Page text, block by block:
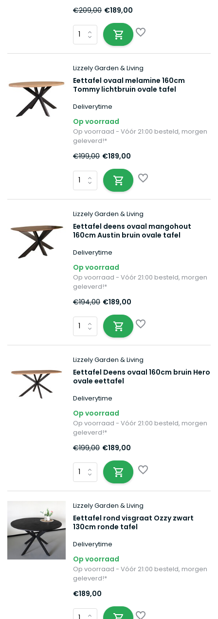
€209,00 €189,00
Lizzely Garden & Living
Eettafel ovaal melamine 160cm
Tommy lichtbruin ovale tafel
Deliverytime
Op voorraad
Op voorraad - Vóór 21:00 besteld, morgen
geleverd!*
€199,00 €189,00
Lizzely Garden & Living
Eettafel deens ovaal mangohout
160cm Austin bruin ovale tafel
Deliverytime
Op voorraad
Op voorraad - Vóór 21:00 besteld, morgen
geleverd!*
€194,00 €189,00
Lizzely Garden & Living
Eettafel Deens ovaal 160cm bruin Hero
ovale eettafel
Deliverytime
Op voorraad
Op voorraad - Vóór 21:00 besteld, morgen
geleverd!*
€199,00 €189,00
Lizzely Garden & Living
Eettafel rond visgraat Ozzy zwart
130cm ronde tafel
Deliverytime
Op voorraad
Op voorraad - Vóór 21:00 besteld, morgen
geleverd!*
€189,00